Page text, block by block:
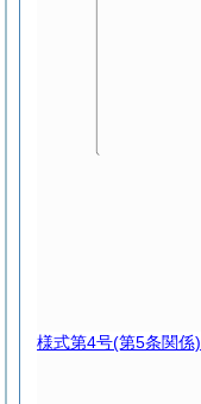
様式第4号(第5条関係)